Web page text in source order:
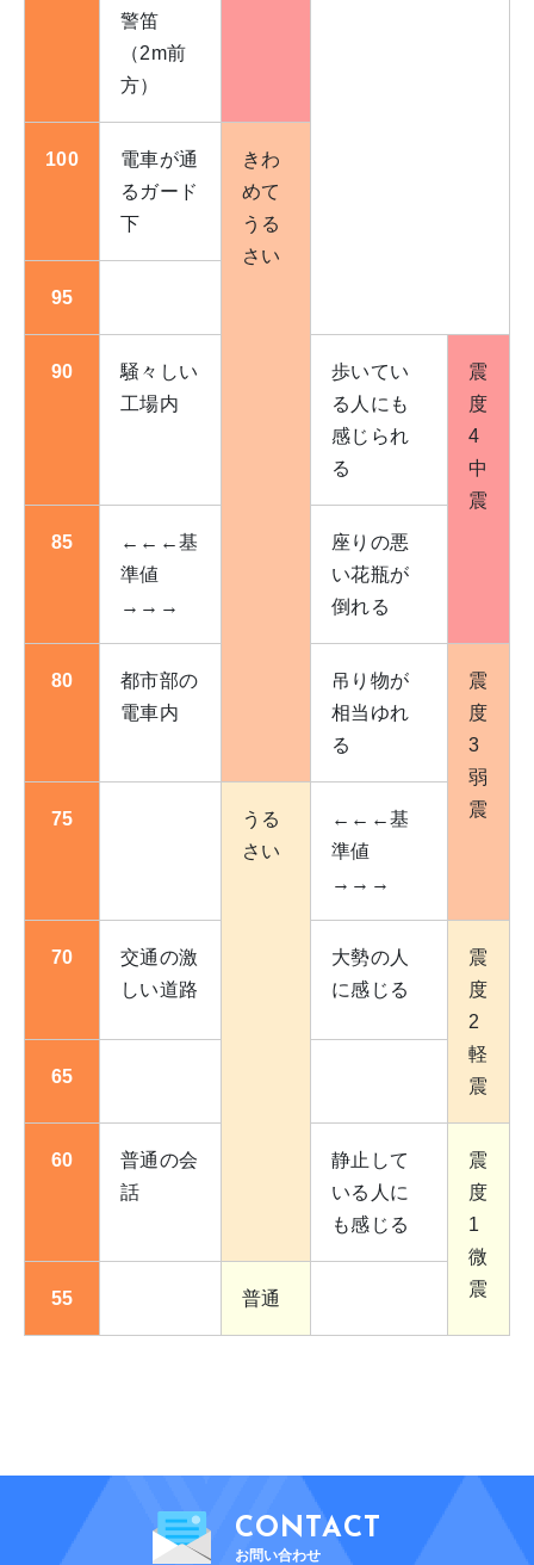
警笛
（2m前
方）
100
電車が通
るガード
下
きわ
めて
うる
さい
95
90
騒々しい
工場内
歩いてい
る人にも
感じられ
る
震
度
4
中
震
85
←←←基
準値
→→→
座りの悪
い花瓶が
倒れる
80
都市部の
電車内
吊り物が
相当ゆれ
る
震
度
3
弱
震
75
うる
さい
←←←基
準値
→→→
70
交通の激
しい道路
大勢の人
に感じる
震
度
2
軽
震
65
60
普通の会
話
静止して
いる人に
も感じる
震
度
1
微
震
55 普通
CONTACT
お問い合わせ